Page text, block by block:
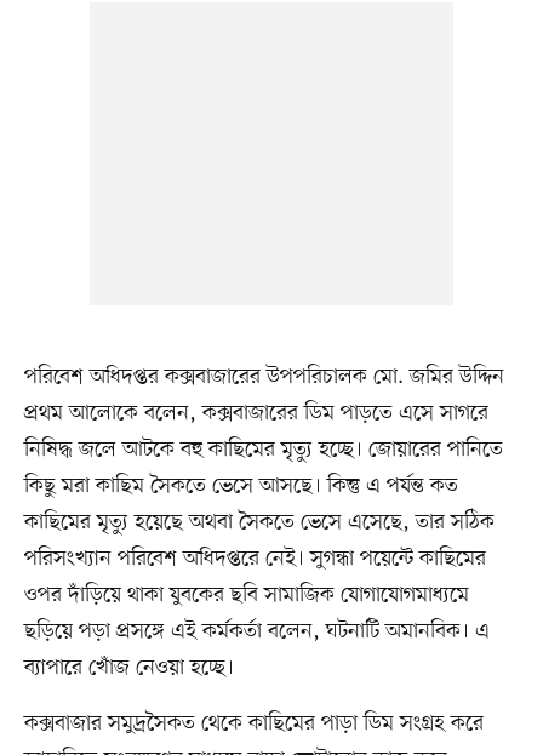
পরিবেশ অধিদপ্তর কক্সবাজারের উপপরিচালক মো. জমির উদ্দিন
প্রথম আলোকে বলেন, কক্সবাজারের ডিম পাড়তে এসে সাগরে
নিষিদ্ধ জলে আটকে বহু কাছিমের মৃত্যু হচ্ছে। জোয়ারের পানিতে
কিছু মরা কাছিম সৈকতে ভেসে আসছে। কিন্তু এ পর্যন্ত কত
কাছিমের মৃত্যু হয়েছে অথবা সৈকতে ভেসে এসেছে, তার সঠিক
পরিসংখ্যান পরিবেশ অধিদপ্তরে নেই। সুগন্ধা পয়েন্টে কাছিমের
ওপর দাঁড়িয়ে থাকা যুবকের ছবি সামাজিক যোগাযোগমাধ্যমে
ছড়িয়ে পড়া প্রসঙ্গে এই কর্মকর্তা বলেন, ঘটনাটি অমানবিক। এ
ব্যাপারে খোঁজ নেওয়া হচ্ছে।
কক্সবাজার সমুদ্রসৈকত থেকে কাছিমের পাড়া ডিম সংগ্রহ করে